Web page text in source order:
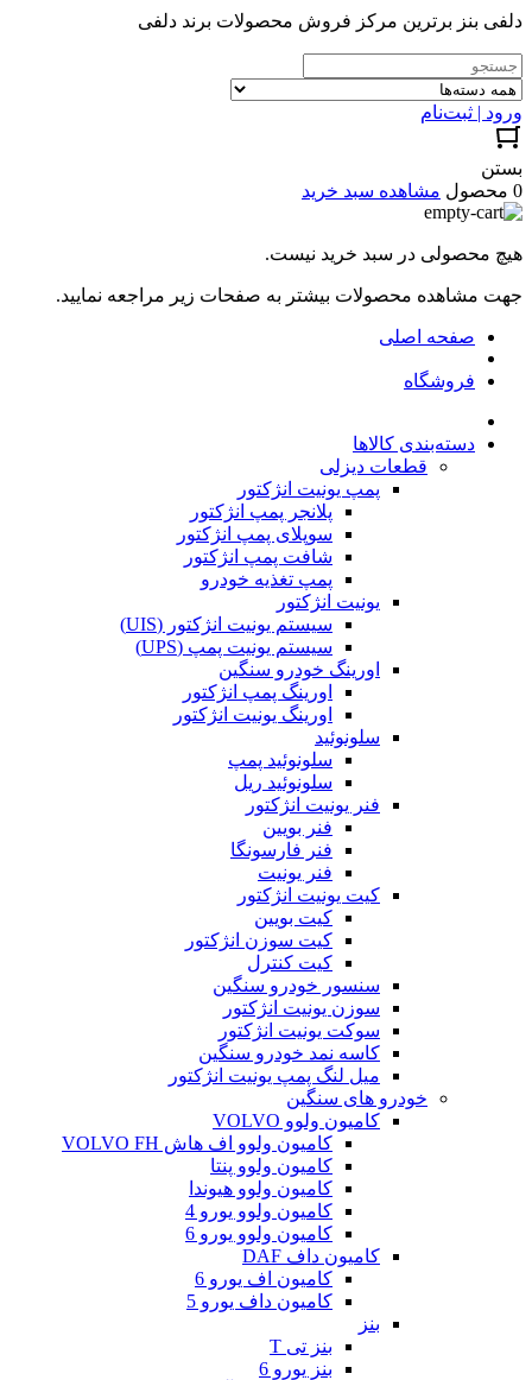
دلفی بنز برترین مرکز فروش محصولات برند دلفی
ورود | ثبت‌نام
بستن
0 محصول
مشاهده سبد خرید
هیچ محصولی در سبد خرید نیست.
جهت مشاهده محصولات بیشتر به صفحات زیر مراجعه نمایید.
صفحه اصلی
فروشگاه
دسته‌بندی کالاها
قطعات دیزلی
پمپ یونیت انژکتور
پلانجر پمپ انژکتور
سوپلای پمپ انژکتور
شافت پمپ انژکتور
پمپ تغذیه خودرو
یونیت انژکتور
سیستم یونیت انژکتور (UIS)
سیستم یونیت پمپ (UPS)
اورینگ خودرو سنگین
اورینگ پمپ انژکتور
اورینگ یونیت انژکتور
سلونوئید
سلونوئید پمپ
سلونوئید ریل
فنر یونیت انژکتور
فنر بویین
فنر فارسونگا
فنر یونیت
کیت یونیت انژکتور
کیت بویین
کیت سوزن انژکتور
کیت کنترل
سنسور خودرو سنگین
سوزن یونیت انژکتور
سوکت یونیت انژکتور
کاسه نمد خودرو سنگین
میل لنگ پمپ یونیت انژکتور
خودرو های سنگین
کامیون ولوو VOLVO
کامیون ولوو اف هاش VOLVO FH
کامیون ولوو پنتا
کامیون ولوو هیوندا
کامیون ولوو یورو 4
کامیون ولوو یورو 6
کامیون داف DAF
کامیون اف یورو 6
کامیون داف یورو 5
بنز
بنز تی T
بنز یورو 6